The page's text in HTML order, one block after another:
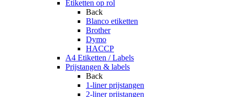
Etiketten op rol
Back
Blanco etiketten
Brother
Dymo
HACCP
A4 Etiketten / Labels
Prijstangen & labels
Back
1-liner prijstangen
2-liner prijstangen